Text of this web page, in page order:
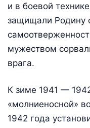
и в боевой
защищали Родину
мужеством
врага.
К зиме 1941 —
«молниеносной»
1942 года